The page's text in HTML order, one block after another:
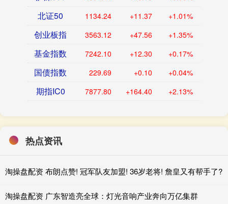
北证50 1134.24 +11.37 +1.01%
创业板指 3563.12 +47.56 +1.35%
基金指数 7242.10 +12.30 +0.17%
国债指数 229.69 +0.10 +0.04%
期指IC0 7877.80 +164.40 +2.13%
热点资讯
淘操盘配资 布朗点赞! 冠军队友加盟! 36岁老将! 詹皇又有帮手了?
淘操盘配资 广东智造亮全球：灯光音响产业奔向万亿集群